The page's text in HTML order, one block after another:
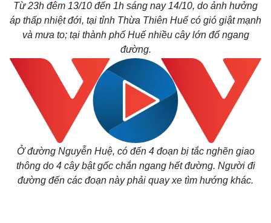
Từ 23h đêm 13/10 đến 1h sáng nay 14/10, do ảnh hưởng
áp thấp nhiệt đới, tại tỉnh Thừa Thiên Huế có gió giật mạnh
và mưa to; tại thành phố Huế nhiều cây lớn đổ ngang
đường.
Ở đường Nguyễn Huệ, có đến 4 đoạn bị tắc nghẽn giao
thông do 4 cây bật gốc chắn ngang hết đường. Người đi
đường đến các đoạn này phải quay xe tìm hướng khác.